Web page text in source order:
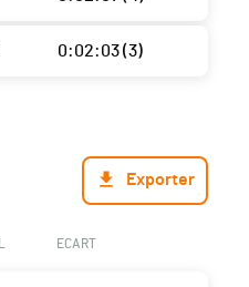
0:02:03 (3)
Exporter
ECART